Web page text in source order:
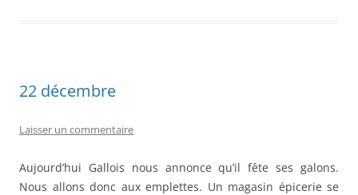
22 décembre
Laisser un commentaire
Aujourd’hui Gallois nous annonce qu’il fête ses galons.
Nous allons donc aux emplettes. Un magasin épicerie se